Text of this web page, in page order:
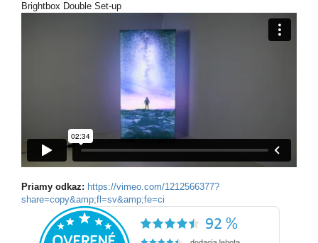
Brightbox Double Set-up
Priamy odkaz: https://vimeo.com/1212566377?
share=copy&amp;fl=sv&amp;fe=ci